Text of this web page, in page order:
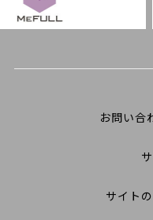
お問い合
サイト